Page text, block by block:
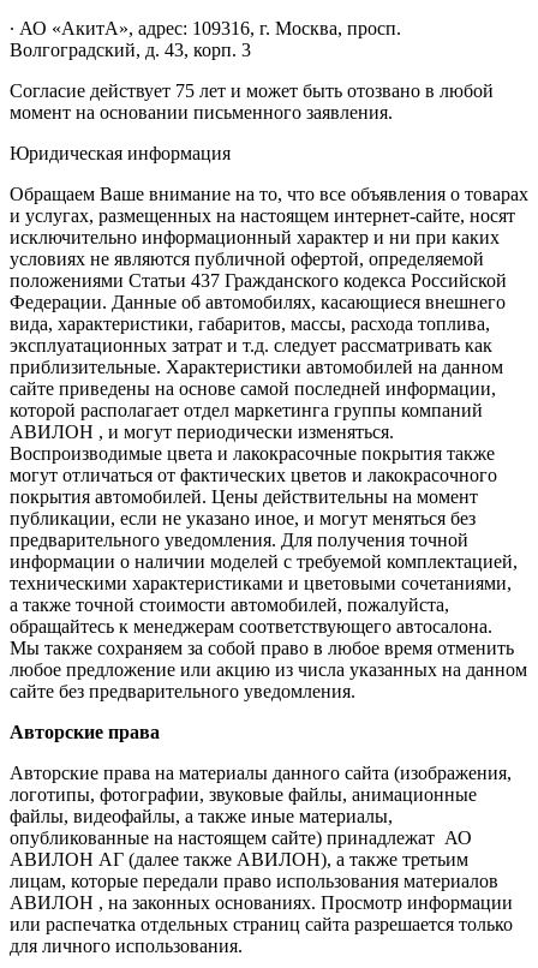
∙ АО «АкитА», адрес: 109316, г. Москва, просп.
Волгоградский, д. 43, корп. 3
Согласие действует 75 лет и может быть отозвано в любой
момент на основании письменного заявления.
Юридическая информация
Обращаем Ваше внимание на то, что все объявления о товарах
и услугах, размещенных на настоящем интернет-сайте, носят
исключительно информационный характер и ни при каких
условиях не являются публичной офертой, определяемой
положениями Статьи 437 Гражданского кодекса Российской
Федерации. Данные об автомобилях, касающиеся внешнего
вида, характеристики, габаритов, массы, расхода топлива,
эксплуатационных затрат и т.д. следует рассматривать как
приблизительные. Характеристики автомобилей на данном
сайте приведены на основе самой последней информации,
которой располагает отдел маркетинга группы компаний
АВИЛОН , и могут периодически изменяться.
Воспроизводимые цвета и лакокрасочные покрытия также
могут отличаться от фактических цветов и лакокрасочного
покрытия автомобилей. Цены действительны на момент
публикации, если не указано иное, и могут меняться без
предварительного уведомления. Для получения точной
информации о наличии моделей с требуемой комплектацией,
техническими характеристиками и цветовыми сочетаниями,
а также точной стоимости автомобилей, пожалуйста,
обращайтесь к менеджерам соответствующего автосалона.
Мы также сохраняем за собой право в любое время отменить
любое предложение или акцию из числа указанных на данном
сайте без предварительного уведомления.
Авторские права
Авторские права на материалы данного сайта (изображения,
логотипы, фотографии, звуковые файлы, анимационные
файлы, видеофайлы, а также иные материалы,
опубликованные на настоящем сайте) принадлежат АО
АВИЛОН АГ (далее также АВИЛОН), а также третьим
лицам, которые передали право использования материалов
АВИЛОН , на законных основаниях. Просмотр информации
или распечатка отдельных страниц сайта разрешается только
для личного использования.